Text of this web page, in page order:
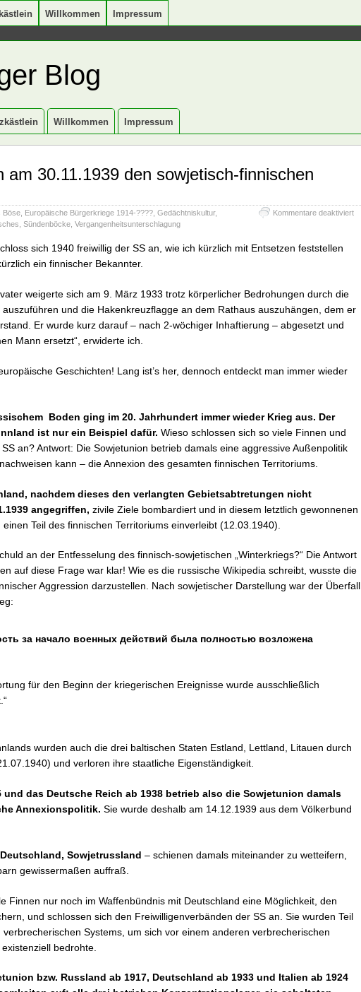
Willkommen Impressum
Blog
Willkommen Impressum
am 30.11.1939 den sowjetisch-finnischen
Böse Europäische Bürgerkriege 1914-???? Gedächtniskultur,
Sündenböcke Vergangenheitsunterschlagung
Kommentare deaktiviertfür
sich 1940 freiwillig der SS an, wie ich kürzlich mit Entsetzen feststellen
ein finnischer Bekannter.
weigerte sich am 9. März 1933 trotz körperlicher Bedrohungen durch die
und die Hakenkreuzflagge an dem Rathaus auszuhängen, dem er
Er wurde kurz darauf – nach 2-wöchiger Inhaftierung – abgesetzt und
Mann ersetzt“, erwiderte ich.
Geschichten! Lang ist’s her, dennoch entdeckt man immer wieder
Boden ging im 20. Jahrhundert immer wieder Krieg aus. Der
ist nur ein Beispiel dafür. Wieso schlossen sich so viele Finnen und
an? Antwort: Die Sowjetunion betrieb damals eine aggressive Außenpolitik
kann – die Annexion des gesamten finnischen Territoriums.
nachdem dieses den verlangten Gebietsabtretungen nicht
angegriffen, zivile Ziele bombardiert und in diesem letztlich gewonnenen
einen Teil des finnischen Territoriums einverleibt (12.03.1940).
an der Entfesselung des finnisch-sowjetischen „Winterkriegs?“ Die Antwort
auf diese Frage war klar! Wie es die russische Wikipedia schreibt, wusste die
Aggression darzustellen. Nach sowjetischer Darstellung war der Überfall
за начало военных действий была полностью возложена
für den Beginn der kriegerischen Ereignisse wurde ausschließlich
wurden auch die drei baltischen Staten Estland, Lettland, Litauen durch
und verloren ihre staatliche Eigenständigkeit.
das Deutsche Reich ab 1938 betrieb also die Sowjetunion damals
Annexionspolitik. Sie wurde deshalb am 14.12.1939 aus dem Völkerbund
Sowjetrussland – schienen damals miteinander zu wetteifern,
gewissermaßen auffraß.
Finnen nur noch im Waffenbündnis mit Deutschland eine Möglichkeit, den
und schlossen sich den Freiwilligenverbänden der SS an. Sie wurden Teil
Systems, um sich vor einem anderen verbrecherischen
bedrohte.
bzw. Russland ab 1917, Deutschland ab 1933 und Italien ab 1924